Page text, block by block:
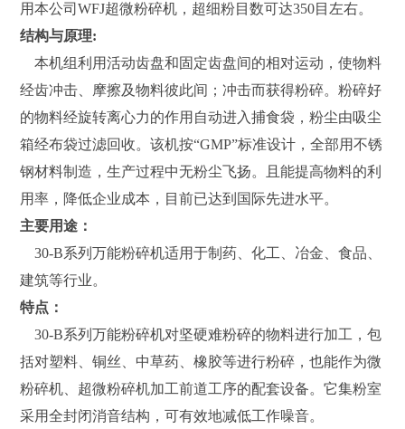
用本公司WFJ超微粉碎机，超细粉目数可达350目左右。
结构与原理:
本机组利用活动齿盘和固定齿盘间的相对运动，使物料
经齿冲击、摩擦及物料彼此间；冲击而获得粉碎。粉碎好
的物料经旋转离心力的作用自动进入捕食袋，粉尘由吸尘
箱经布袋过滤回收。该机按“GMP”标准设计，全部用不锈
钢材料制造，生产过程中无粉尘飞扬。且能提高物料的利
用率，降低企业成本，目前已达到国际先进水平。
主要用途：
30-B系列万能粉碎机适用于制药、化工、冶金、食品、
建筑等行业。
特点：
30-B系列万能粉碎机对坚硬难粉碎的物料进行加工，包
括对塑料、铜丝、中草药、橡胶等进行粉碎，也能作为微
粉碎机、超微粉碎机加工前道工序的配套设备。它集粉室
采用全封闭消音结构，可有效地减低工作噪音。